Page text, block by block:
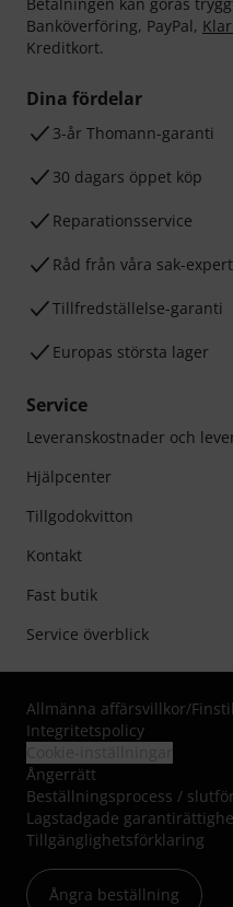
Banköverföring, PayPal,
Kreditkort.
Dina fördelar
3-år Thomann-garanti
30 dagars öppet köp
Reparationsservice
Råd från våra sak-
Tillfredställelse-garanti
Europas största lager
Service
Leveranskostnader och
Hjälpcenter
Tillgodokvitton
Kontakt
Fast butik
Service överblick
Allmänna affärsvillkor/
Integritetspolicy
Ångerrätt
Beställningsprocess /
Lagstadgade
Tillgänglighetsförklaring
Ångra beställning